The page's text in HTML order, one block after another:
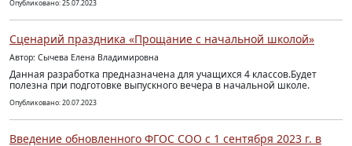
Опубликовано: 25.07.2023
Сценарий праздника «Прощание с начальной школой»
Автор: Сычева Елена Владимировна
Данная разработка предназначена для учащихся 4 классов.Будет
полезна при подготовке выпускного вечера в начальной школе.
Опубликовано: 20.07.2023
Введение обновленного ФГОС СОО с 1 сентября 2023 г. в